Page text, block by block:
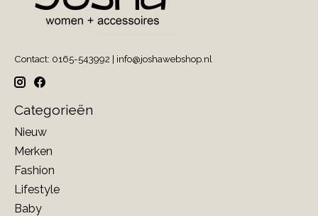
Contact: 0165-543992 | info@joshawebshop.nl
Categorieën
Nieuw
Merken
Fashion
Lifestyle
Baby